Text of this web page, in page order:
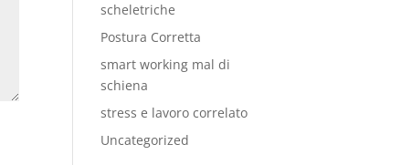
scheletriche
Postura Corretta
smart working mal di
schiena
stress e lavoro correlato
Uncategorized